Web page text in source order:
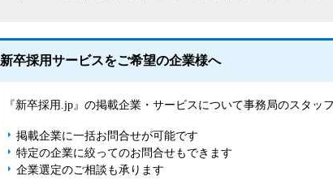
新卒採用サービスをご希望の企業様へ
『新卒採用.jp』の掲載企業・サービスについて事務局のスタッ
掲載企業に一括お問合せが可能です
特定の企業に絞ってのお問合せもできます
企業選定のご相談も承ります